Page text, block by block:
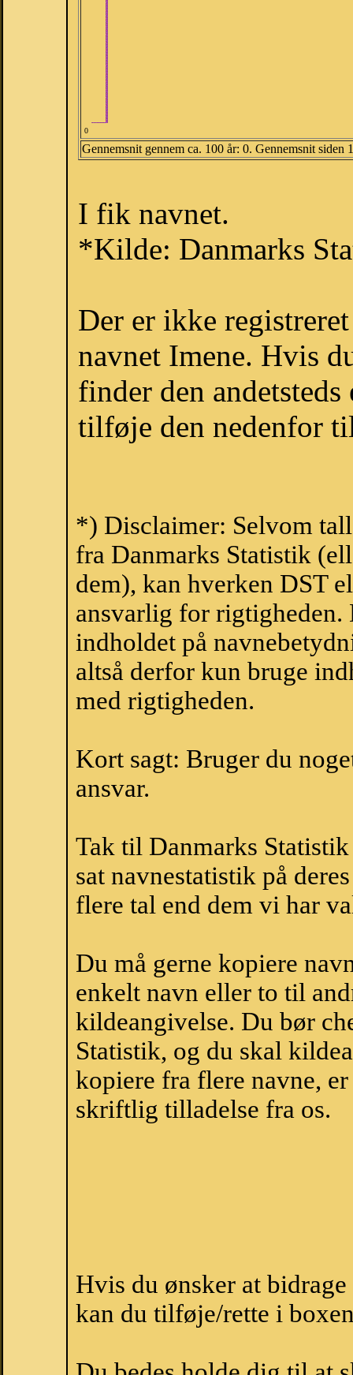
0
Gennemsnit gennem ca. 100 år: 0. Gennemsnit siden
I fik navnet.
*Kilde: Danmarks
Der er ikke
navnet Imene. Hvis
finder den
tilføje den nedenfor
*) Disclaimer: Selvom
fra Danmarks Statistik
dem), kan hverken DST
ansvarlig for
indholdet på
altså derfor kun bruge
med rigtigheden.
Kort sagt: Bruger du
ansvar.
Tak til Danmarks
sat navnestatistik på
flere tal end dem vi har
Du må gerne kopiere
enkelt navn eller to til
kildeangivelse. Du bør
Statistik, og du skal
kopiere fra flere navne,
skriftlig tilladelse fra os.
Hvis du ønsker at
kan du tilføje/rette i